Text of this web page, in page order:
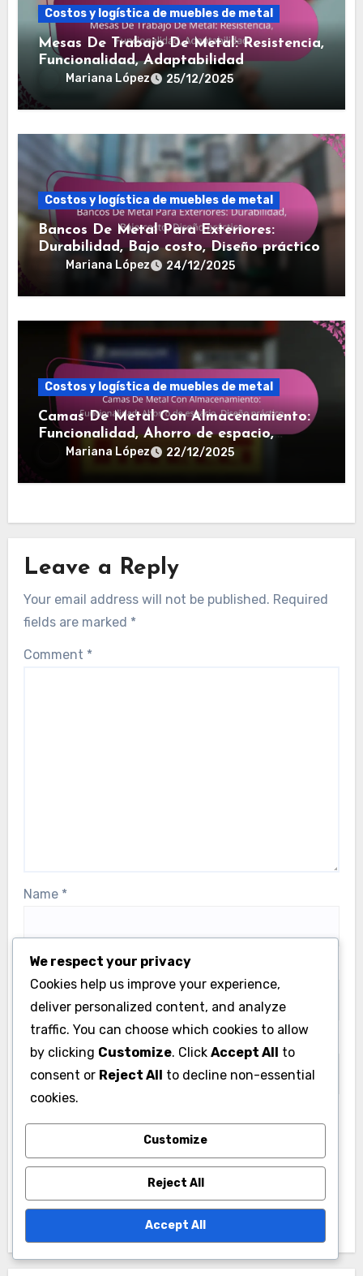
Costos y logística de muebles de metal
Mesas De Trabajo De Metal: Resistencia,
Funcionalidad, Adaptabilidad
Mariana López 25/12/2025
Costos y logística de muebles de metal
Bancos De Metal Para Exteriores:
Durabilidad, Bajo costo, Diseño práctico
Mariana López 24/12/2025
Costos y logística de muebles de metal
Camas De Metal Con Almacenamiento:
Funcionalidad, Ahorro de espacio,
Diseño práctico
Mariana López 22/12/2025
Leave a Reply
Your email address will not be published. Required
fields are marked *
Comment *
Name *
Email*
Save my name, email, and website in this browser
for the next time I comment.
We respect your privacy
Cookies help us improve your experience,
deliver personalized content, and analyze
traffic. You can choose which cookies to allow
by clicking Customize. Click Accept All to
consent or Reject All to decline non-essential
cookies.
Customize
Reject All
Accept All